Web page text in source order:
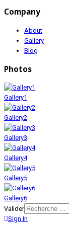
Company
About
Gallery
Blog
Photos
Gallery1
Gallery2
Gallery3
Gallery4
Gallery5
Gallery6
Valider
Sign In